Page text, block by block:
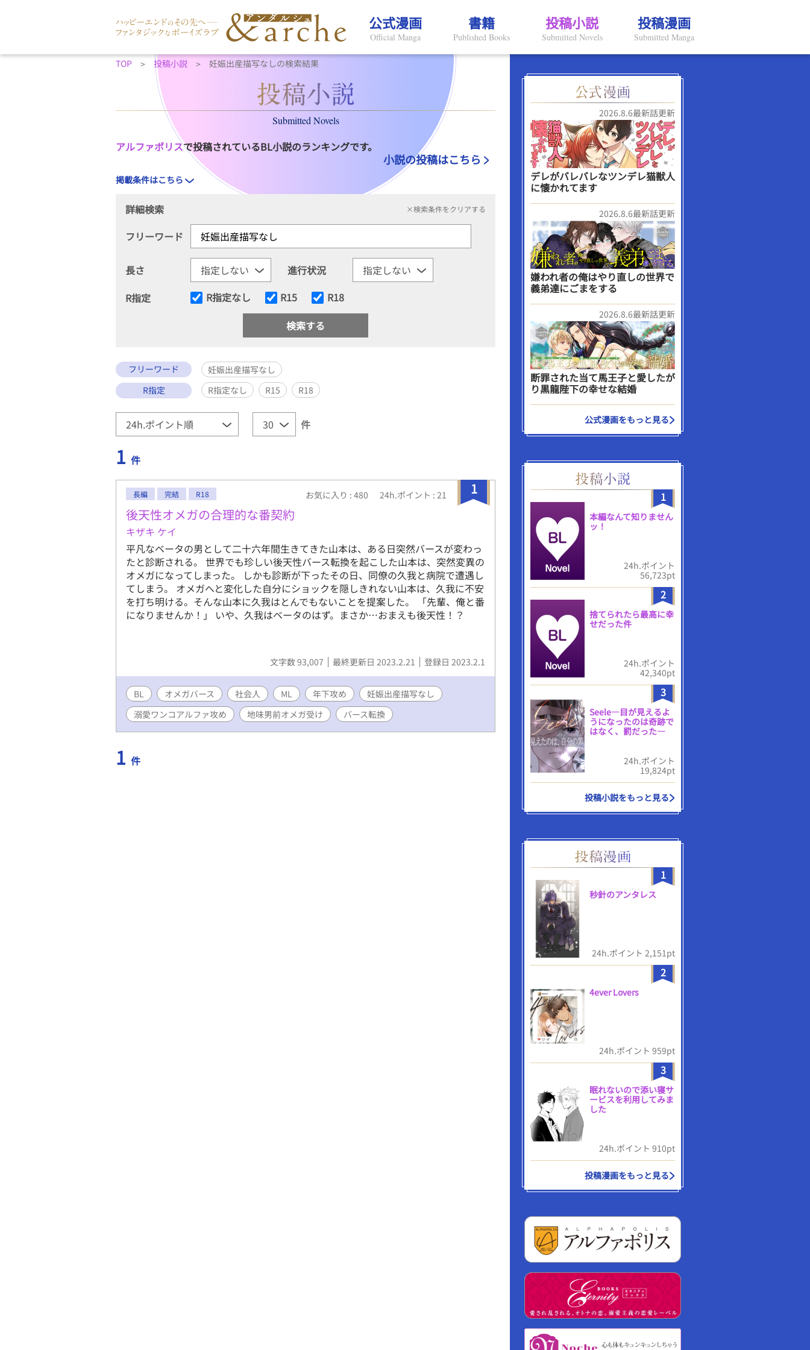
公式漫画
Official Manga
書籍
Published Books
投稿小説
Submitted Novels
投稿漫画
Submitted Manga
TOP 投稿小説 妊娠出産描写なしの検索結果
Submitted Novels
アルファポリスで投稿されているBL小説のランキングです。
小説の投稿はこちら
掲載条件はこちら
詳細検索 ×検索条件をクリアする
フリーワード
長さ
進行状況
R指定
R指定なし R15 R18
フリーワード
妊娠出産描写なし
R指定
R指定なし R15 R18
件
1 件
1
長編 完結 R18 お気に入り : 480 24h.ポイント : 21
後天性オメガの合理的な番契約
キザキ ケイ
平凡なベータの男として二十六年間生きてきた山本は、ある日突然バースが変わっ
たと診断される。 世界でも珍しい後天性バース転換を起こした山本は、突然変異の
オメガになってしまった。 しかも診断が下ったその日、同僚の久我と病院で遭遇し
てしまう。 オメガへと変化した自分にショックを隠しきれない山本は、久我に不安
を打ち明ける。そんな山本に久我はとんでもないことを提案した。 「先輩、俺と番
になりませんか！」 いや、久我はベータのはず。まさか…おまえも後天性！？
文字数 93,007 最終更新日 2023.2.21 登録日 2023.2.1
BL オメガバース 社会人 ML 年下攻め
妊娠出産描写なし
溺愛ワンコアルファ攻め
地味男前オメガ受け バース転換
1 件
2026.8.6最新話更新
デレがバレバレなツンデレ猫獣人
に懐かれてます
2026.8.6最新話更新
嫌われ者の俺はやり直しの世界で
義弟達にごまをする
2026.8.6最新話更新
断罪された当て馬王子と愛したが
り黒龍陛下の幸せな結婚
公式漫画をもっと見る
1
本編なんて知りません
ッ！
24h.ポイント
56,723pt
2
捨てられたら最高に幸
せだった件
24h.ポイント
42,340pt
3
Seele―目が見えるよ
うになったのは奇跡で
はなく、罰だった―
24h.ポイント
19,824pt
投稿小説をもっと見る
1
秒針のアンタレス
24h.ポイント 2,151pt
2
4ever Lovers
24h.ポイント 959pt
3
眠れないので添い寝サ
ービスを利用してみま
した
24h.ポイント 910pt
投稿漫画をもっと見る